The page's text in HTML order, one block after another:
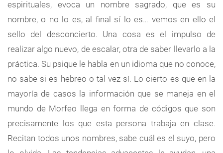
espirituales, evoca un nombre sagrado, que es su
nombre, o no lo es, al final sí lo es… vemos en ello el
sello del desconcierto. Una cosa es el impulso de
realizar algo nuevo, de escalar, otra de saber llevarlo a la
práctica. Su psique le habla en un idioma que no conoce,
no sabe si es hebreo o tal vez sí. Lo cierto es que en la
mayoría de casos la información que se maneja en el
mundo de Morfeo llega en forma de códigos que son
precisamente los que esta persona trabaja en clase.
Recitan todos unos nombres, sabe cuál es el suyo, pero